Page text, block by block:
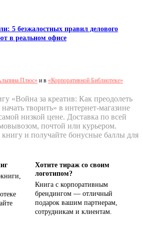
5 безжалостных правил делового
в реальном офисе
и в «Корпоративной Библиотеке»
«Война за креатив: Как преодолеть
творить» в интернет-магазине
низкой цене. Доставка по всей
почтой или курьером.
и получайте бонусные баллы для
Хотите тираж со своим
логотипом?
Книга с корпоративным
брендингом — отличный
подарок вашим партнерам,
сотрудникам и клиентам.